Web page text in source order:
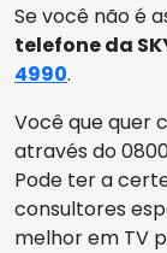
Se você não é
telefone da
4990.
Você que quer
através do
Pode ter a
consultores
melhor em TV